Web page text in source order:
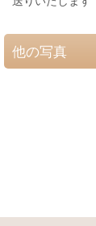
他の写真